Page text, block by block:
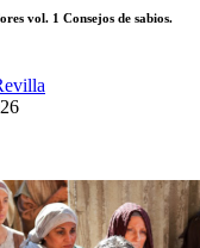
vol. 1 Consejos de sabios.